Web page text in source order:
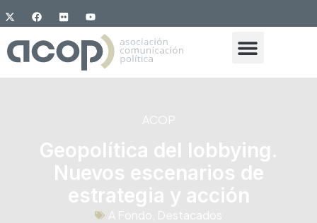
ACOP
Geopolítica del lobbying.
Nuevos escenarios de
estrategia y acción
A Fondo Destacados